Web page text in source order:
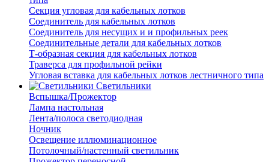
Секция угловая для кабельных лотков
Соединитель для кабельных лотков
Соединитель для несущих и и профильных реек
Соединительные детали для кабельных лотков
Т-образная секция для кабельных лотков
Траверса для профильной рейки
Угловая вставка для кабельных лотков лестничного типа
Светильники
Вспышка/Прожектор
Лампа настольная
Лента/полоса светодиодная
Ночник
Освещение иллюминационное
Потолочный/настенный светильник